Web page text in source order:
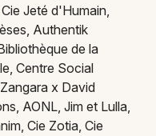
Jeté d'Humain,
Authentik
de la
Centre Social
x David
AONL, Jim et Lulla,
Cie Zotia, Cie